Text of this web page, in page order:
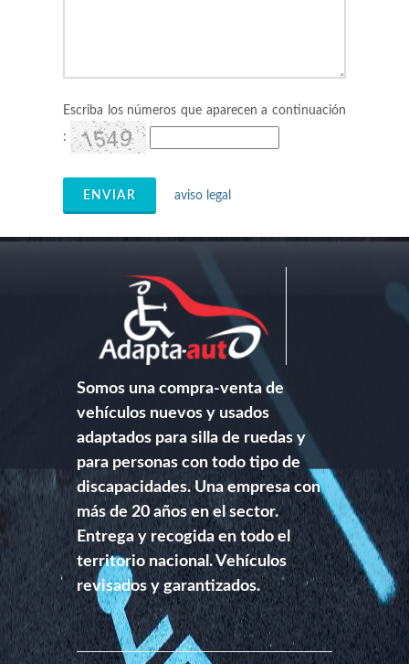
Escriba los números que aparecen a continuación
:
ENVIAR aviso legal
Somos una compra-venta de
vehículos nuevos y usados
adaptados para silla de ruedas y
para personas con todo tipo de
discapacidades. Una empresa con
más de 20 años en el sector.
Entrega y recogida en todo el
territorio nacional. Vehículos
revisados y garantizados.